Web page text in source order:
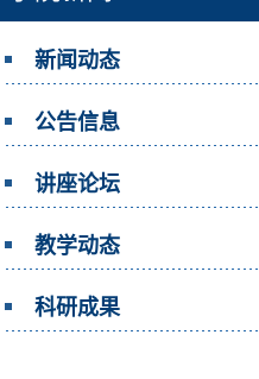
新闻动态
公告信息
讲座论坛
教学动态
科研成果